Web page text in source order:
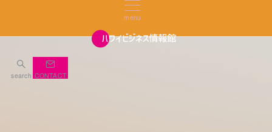
menu
search CONTACT